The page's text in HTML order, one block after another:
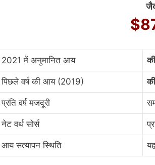
2021 में अनुमानित आय
पिछले वर्ष की आय (2019)
प्रति वर्ष मजदूरी
नेट वर्थ सोर्स
आय सत्यापन स्थिति